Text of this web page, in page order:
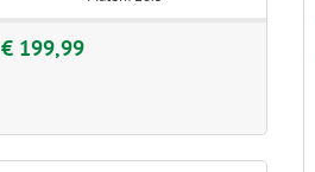
€ 199,99